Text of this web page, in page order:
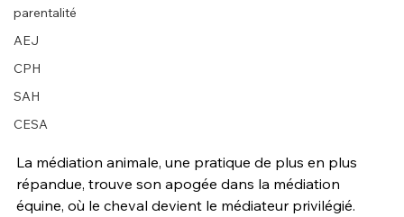
parentalité
AEJ
CPH
SAH
CESA
La médiation animale, une pratique de plus en plus
répandue, trouve son apogée dans la médiation
équine, où le cheval devient le médiateur privilégié.